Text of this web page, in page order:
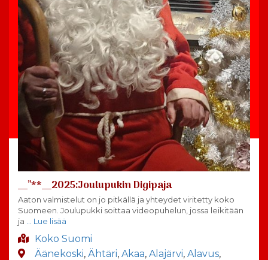
__”**__2025:Joulupukin Digipaja
Aaton valmistelut on jo pitkällä ja yhteydet viritetty koko
Suomeen. Joulupukki soittaa videopuhelun, jossa leikitään
ja … Lue lisää
Koko Suomi
Äänekoski, Ähtäri, Akaa, Alajärvi, Alavus,